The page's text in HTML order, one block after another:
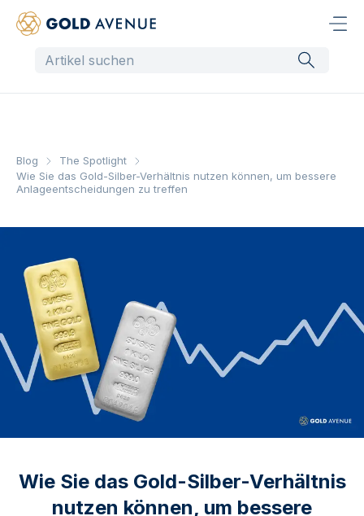
Blog
The Spotlight
Wie Sie das Gold-Silber-Verhältnis nutzen können, um bessere
Anlageentscheidungen zu treffen
Wie Sie das Gold-Silber-Verhältnis
nutzen können, um bessere